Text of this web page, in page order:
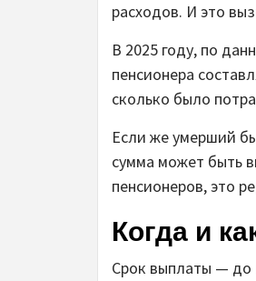
расходов. И это
В 2025 году, по
пенсионера
сколько было
Если же умерший
сумма может быть
пенсионеров, это
Когда и
Срок выплаты — до